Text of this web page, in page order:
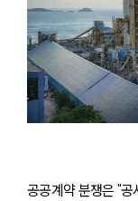
공공계약 분쟁은 "